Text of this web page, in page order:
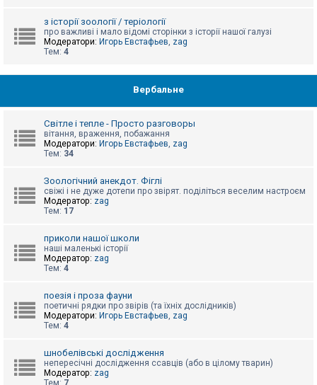
з історії зоології / теріології
про важливі і мало відомі сторінки з історії нашої галузі
Модератори: Игорь Евстафьев, zag
Тем: 4
Вербальне
Світле і тепле - Просто разговоры
вітання, враження, побажання
Модератори: Игорь Евстафьев, zag
Тем: 34
Зоологічний анекдот. Фіглі
свіжі і не дуже дотепи про звірят. поділіться веселим настроєм
Модератор: zag
Тем: 17
приколи нашої школи
наші маленькі історії
Модератор: zag
Тем: 4
поезія і проза фауни
поетичні рядки про звірів (та їхніх дослідників)
Модератори: Игорь Евстафьев, zag
Тем: 4
шнобелівські дослідження
непересічні дослідження ссавців (або в цілому тварин)
Модератор: zag
Тем: 7